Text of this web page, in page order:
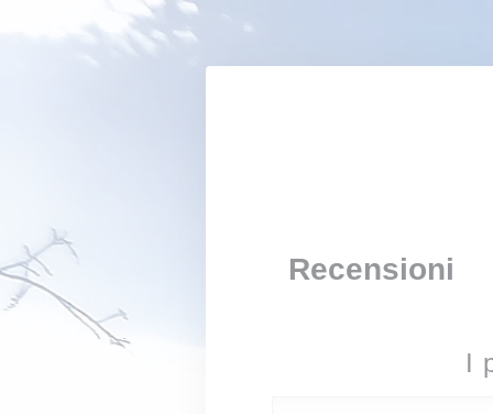
Personalizzazione delle tue scelte sui cookie
Recensioni
I